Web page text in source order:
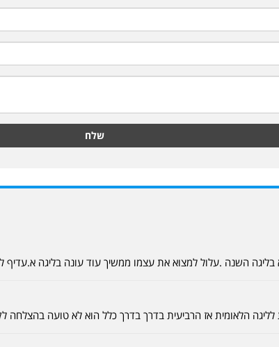
שלח
השנה .עלול למצוא את עצמו ממשיך עוד עונה בליגה א.עדיף